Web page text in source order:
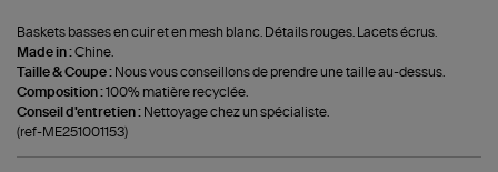
Baskets basses en cuir et en mesh blanc. Détails rouges. Lacets écrus.
Made in :Chine.
Taille & Coupe : Nous vous conseillons de prendre une taille au-dessus.
Composition :100% matière recyclée.
Conseil d'entretien : Nettoyage chez un spécialiste.
(ref-ME251001153)